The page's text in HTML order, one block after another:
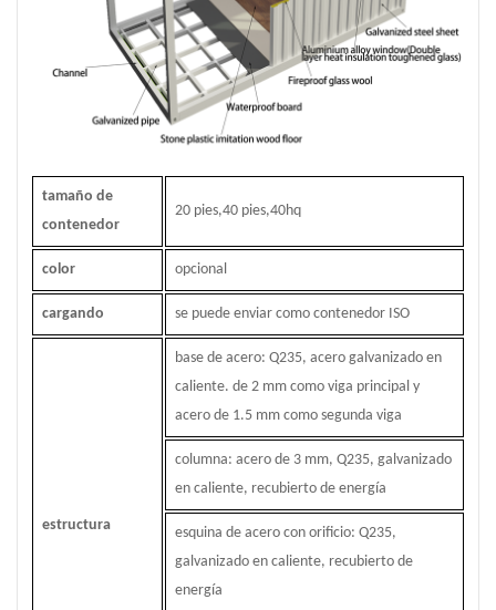
tamaño de
contenedor
20 pies,40 pies,40hq
color opcional
cargando se puede enviar como contenedor ISO
estructura
base de acero: Q235, acero galvanizado en
caliente. de 2 mm como viga principal y
acero de 1.5 mm como segunda viga
columna: acero de 3 mm, Q235, galvanizado
en caliente, recubierto de energía
esquina de acero con orificio: Q235,
galvanizado en caliente, recubierto de
energía